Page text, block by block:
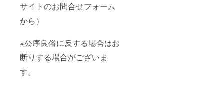
サイトのお問合せフォーム
から）
※公序良俗に反する場合はお
断りする場合がございま
す。